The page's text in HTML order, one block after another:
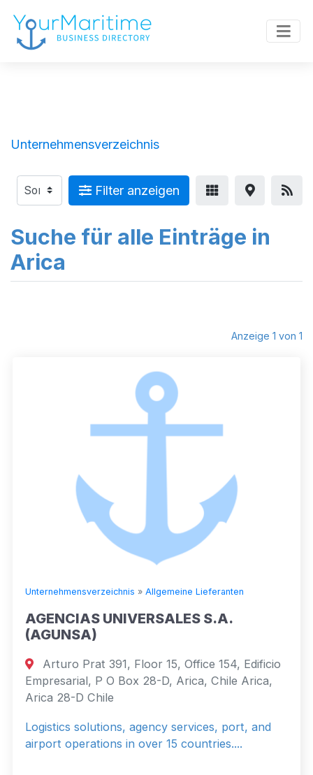
Unternehmensverzeichnis
Filter anzeigen
Suche für alle Einträge in
Arica
Anzeige 1 von 1
Unternehmensverzeichnis » Allgemeine Lieferanten
AGENCIAS UNIVERSALES S.A.
(AGUNSA)
Arturo Prat 391, Floor 15, Office 154, Edificio
Empresarial, P O Box 28-D, Arica, Chile Arica,
Arica 28-D Chile
Logistics solutions, agency services, port, and
airport operations in over 15 countries....